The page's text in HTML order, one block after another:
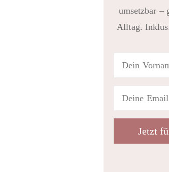
umsetzbar –
Alltag.